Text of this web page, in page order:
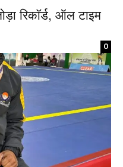
रिकॉर्ड, ऑल टाइम
0